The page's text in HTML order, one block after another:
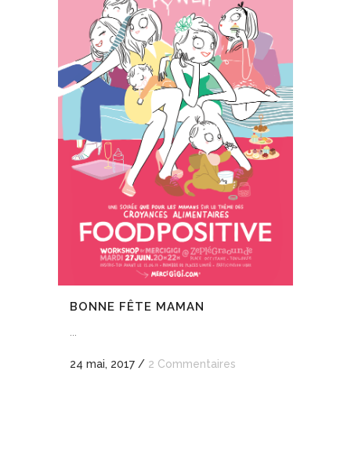
BONNE FÊTE MAMAN
24 mai, 2017 / 2 Commentaires